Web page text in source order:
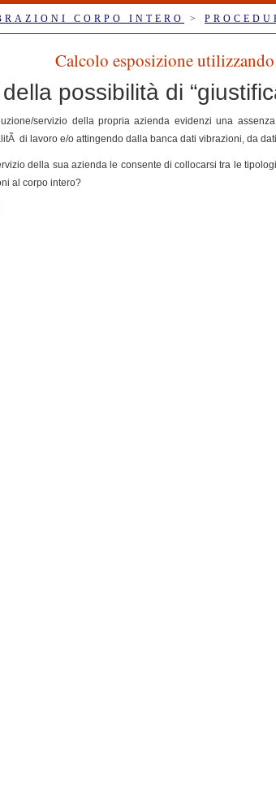
CORPO INTERO >
Calcolo esposizione
possibilità di
servizio della propria azienda evidenzi una
di lavoro e/o attingendo dalla banca dati vibrazioni, da
della sua azienda le consente di collocarsi tra le
al corpo intero?